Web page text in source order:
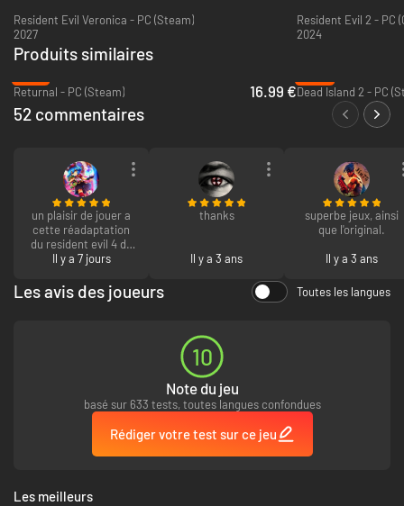
Resident Evil Veronica - PC (Steam)
2027
Resident Evil 2 - PC
2024
Produits similaires
Returnal - PC (Steam)
16.99 €Dead Island 2 - PC
52 commentaires
un plaisir de jouer a
cette réadaptation
du resident evil 4 de
mon enfance
Il y a 7 jours
thanks
Il y a 3 ans
superbe jeux, ainsi
que l'original.
Il y a 3 ans
Les avis des joueurs Toutes les langues
10
Note du jeu
basé sur 633 tests, toutes langues confondues
Rédiger votre test sur ce jeu
Les meilleurs